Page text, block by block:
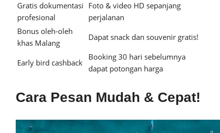
Gratis dokumentasi
profesional
Foto & video HD sepanjang
perjalanan
Bonus oleh-oleh
khas Malang
Dapat snack dan souvenir gratis!
Early bird cashback
Booking 30 hari sebelumnya
dapat potongan harga
Cara Pesan Mudah & Cepat!